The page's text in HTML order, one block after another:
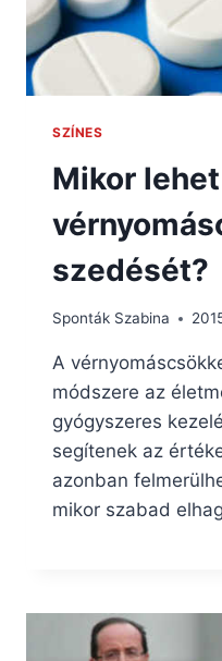
SZÍNES
Mikor
szedését?
Sponták Szabina
A
módszere az
gyógyszeres
segítenek az
azonban
mikor szabad